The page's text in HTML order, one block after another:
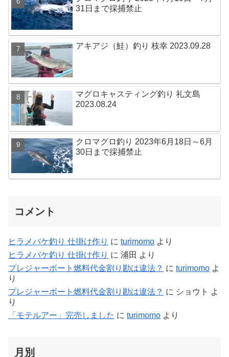
31日まで採捕禁止
アキアジ（鮭）釣り 枝幸 2023.09.28
マグロキャスティング釣り 礼文島
2023.08.24
クロマグロ釣り 2023年6月18日～6月
30日まで採捕禁止
コメント
ヒラメバケ釣り 仕掛け作り に turimomo より
ヒラメバケ釣り 仕掛け作り に 浦田 より
プレジャーボート燃料代金割り勘は違法？ に turimomo よ
り
プレジャーボート燃料代金割り勘は違法？ に ショウト よ
り
「モテルアー」完売しました に turimomo より
月別